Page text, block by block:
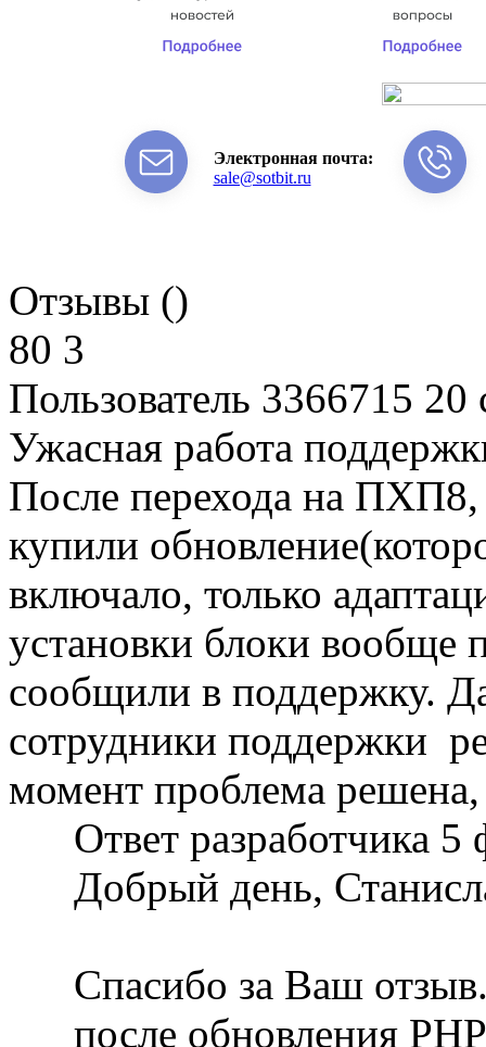
Электронная почта:
sale@sotbit.ru
Отзывы ()
80 3
Пользователь 3366715 20
Ужасная работа
После перехода на ПХП8,
купили
включало, только
установки блоки вообще
сообщили в поддержку.
сотрудники поддержки
момент проблема решена,
Ответ разработчика 5
Добрый день,
Спасибо за Ваш
после обновления